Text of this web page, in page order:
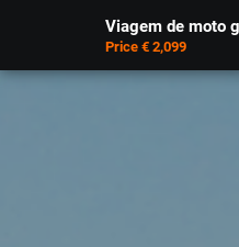
Viagem de moto
Price € 2,099